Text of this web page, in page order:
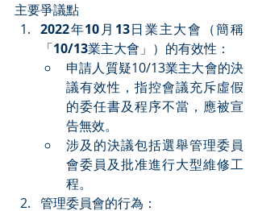
主要爭議點
2022年10月 13日業主大會（簡稱
「10/13業主大會」）的有效性：
申請人質疑10/13業主大會的決
議有效性，指控會議充斥虛假
的委任書及程序不當，應被宣
告無效。
涉及的決議包括選舉管理委員
會委員及批准進行大型維修工
程。
管理委員會的行為：